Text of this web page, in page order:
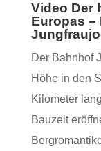
Video Der
Europas –
Der Bahnhof
Höhe in den
Kilometer
Bauzeit